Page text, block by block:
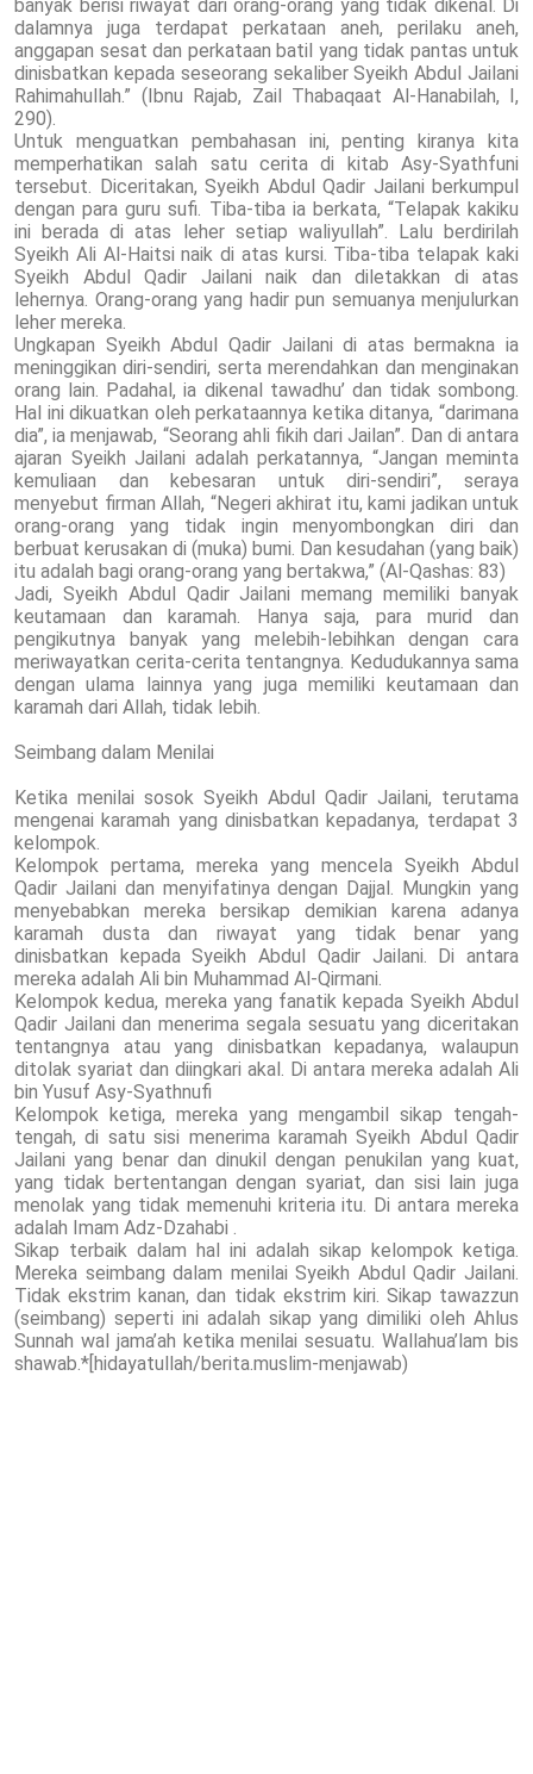
banyak berisi riwayat dari orang-orang yang tidak dikenal. Di
dalamnya juga terdapat perkataan aneh, perilaku aneh,
anggapan sesat dan perkataan batil yang tidak pantas untuk
dinisbatkan kepada seseorang sekaliber Syeikh Abdul Jailani
Rahimahullah.” (Ibnu Rajab, Zail Thabaqaat Al-Hanabilah, I,
290).
Untuk menguatkan pembahasan ini, penting kiranya kita
memperhatikan salah satu cerita di kitab Asy-Syathfuni
tersebut. Diceritakan, Syeikh Abdul Qadir Jailani berkumpul
dengan para guru sufi. Tiba-tiba ia berkata, “Telapak kakiku
ini berada di atas leher setiap waliyullah”. Lalu berdirilah
Syeikh Ali Al-Haitsi naik di atas kursi. Tiba-tiba telapak kaki
Syeikh Abdul Qadir Jailani naik dan diletakkan di atas
lehernya. Orang-orang yang hadir pun semuanya menjulurkan
leher mereka.
Ungkapan Syeikh Abdul Qadir Jailani di atas bermakna ia
meninggikan diri-sendiri, serta merendahkan dan menginakan
orang lain. Padahal, ia dikenal tawadhu’ dan tidak sombong.
Hal ini dikuatkan oleh perkataannya ketika ditanya, “darimana
dia”, ia menjawab, “Seorang ahli fikih dari Jailan”. Dan di antara
ajaran Syeikh Jailani adalah perkatannya, “Jangan meminta
kemuliaan dan kebesaran untuk diri-sendiri”, seraya
menyebut firman Allah, “Negeri akhirat itu, kami jadikan untuk
orang-orang yang tidak ingin menyombongkan diri dan
berbuat kerusakan di (muka) bumi. Dan kesudahan (yang baik)
itu adalah bagi orang-orang yang bertakwa,” (Al-Qashas: 83)
Jadi, Syeikh Abdul Qadir Jailani memang memiliki banyak
keutamaan dan karamah. Hanya saja, para murid dan
pengikutnya banyak yang melebih-lebihkan dengan cara
meriwayatkan cerita-cerita tentangnya. Kedudukannya sama
dengan ulama lainnya yang juga memiliki keutamaan dan
karamah dari Allah, tidak lebih.
Seimbang dalam Menilai
Ketika menilai sosok Syeikh Abdul Qadir Jailani, terutama
mengenai karamah yang dinisbatkan kepadanya, terdapat 3
kelompok.
Kelompok pertama, mereka yang mencela Syeikh Abdul
Qadir Jailani dan menyifatinya dengan Dajjal. Mungkin yang
menyebabkan mereka bersikap demikian karena adanya
karamah dusta dan riwayat yang tidak benar yang
dinisbatkan kepada Syeikh Abdul Qadir Jailani. Di antara
mereka adalah Ali bin Muhammad Al-Qirmani.
Kelompok kedua, mereka yang fanatik kepada Syeikh Abdul
Qadir Jailani dan menerima segala sesuatu yang diceritakan
tentangnya atau yang dinisbatkan kepadanya, walaupun
ditolak syariat dan diingkari akal. Di antara mereka adalah Ali
bin Yusuf Asy-Syathnufi
Kelompok ketiga, mereka yang mengambil sikap tengah-
tengah, di satu sisi menerima karamah Syeikh Abdul Qadir
Jailani yang benar dan dinukil dengan penukilan yang kuat,
yang tidak bertentangan dengan syariat, dan sisi lain juga
menolak yang tidak memenuhi kriteria itu. Di antara mereka
adalah Imam Adz-Dzahabi .
Sikap terbaik dalam hal ini adalah sikap kelompok ketiga.
Mereka seimbang dalam menilai Syeikh Abdul Qadir Jailani.
Tidak ekstrim kanan, dan tidak ekstrim kiri. Sikap tawazzun
(seimbang) seperti ini adalah sikap yang dimiliki oleh Ahlus
Sunnah wal jama’ah ketika menilai sesuatu. Wallahua’lam bis
shawab.*[hidayatullah/berita.muslim-menjawab)